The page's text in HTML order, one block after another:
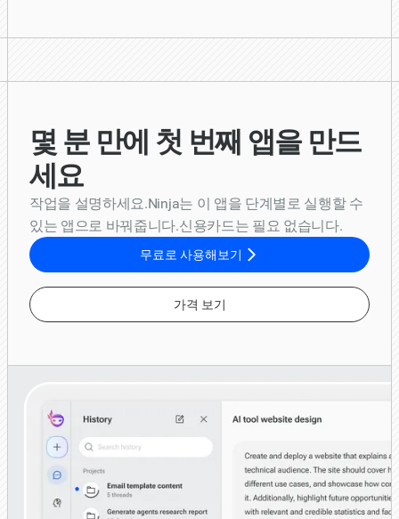
몇 분 만에 첫 번째 앱을 만드
세요
작업을 설명하세요.Ninja는 이 앱을 단계별로 실행할 수
있는 앱으로 바꿔줍니다.신용카드는 필요 없습니다.
무료로 사용해보기
가격 보기